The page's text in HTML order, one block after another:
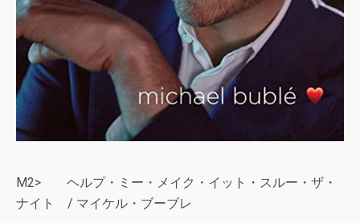
M2> ヘルプ・ミー・メイク・イット・スルー・ザ・
ナイト / マイケル・ブーブレ